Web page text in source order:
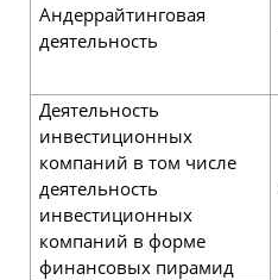
Андеррайтинговая
деятельность
Деятельность
инвестиционных
компаний в том числе
деятельность
инвестиционных
компаний в форме
финансовых пирамид